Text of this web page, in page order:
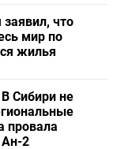
что
мир по
жилья
Сибири не
провала
2